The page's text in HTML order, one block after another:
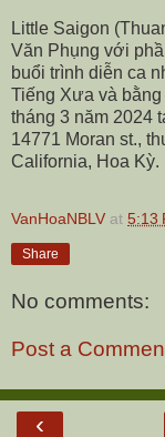
Little Saigon
Văn Phụng với
buổi trình diễn ca
Tiếng Xưa và
tháng 3 năm 2024
14771 Moran st.,
California, Hoa Kỳ.
VanHoaNBLV at 5:13
Share
No comments:
Post a
‹